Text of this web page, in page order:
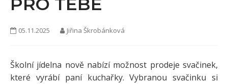
05.11.2025 Jiřina Škrobánková
Školní jídelna nově nabízí možnost prodeje svačinek,
které vyrábí paní kuchařky. Vybranou svačinku si